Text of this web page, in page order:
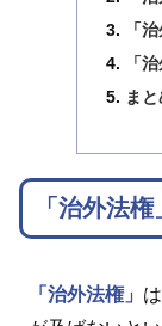
「
「
ま
「治外法
「治外法権」